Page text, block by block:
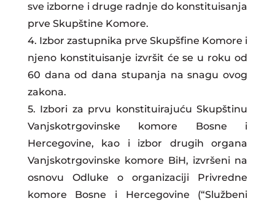
sve izborne i druge radnje do konstituisanja
prve Skupštine Komore.
4. Izbor zastupnika prve Skupšfine Komore i
njeno konstituisanje izvršit će se u roku od
60 dana od dana stupanja na snagu ovog
zakona.
5. Izbori za prvu konstituirajuću Skupštinu
Vanjskotrgovinske komore Bosne i
Hercegovine, kao i izbor drugih organa
Vanjskotrgovinske komore BiH, izvršeni na
osnovu Odluke o organizaciji Privredne
komore Bosne i Hercegovine (“Službeni